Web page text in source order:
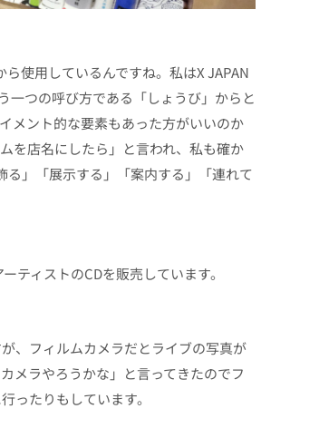
使用しているんですね。私はX JAPAN
一つの呼び方である「しょうび」からと
メント的な要素もあった方がいいのか
を店名にしたら」と言われ、私も確か
」「展示する」「案内する」「連れて
ティストのCDを販売しています。
、フィルムカメラだとライブの写真が
メラやろうかな」と言ってきたのでフ
ったりもしています。